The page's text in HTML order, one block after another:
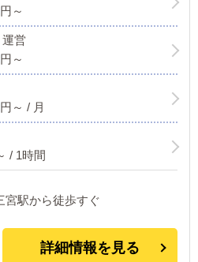
円～
営
円～
円～ / 月
/ 1時間
宮駅から徒歩すぐ
詳細情報を見る